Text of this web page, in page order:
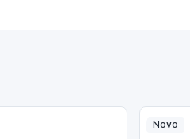
Novo